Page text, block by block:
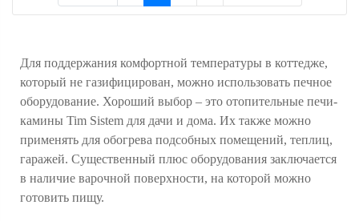
Для поддержания комфортной температуры в коттедже,
который не газифицирован, можно использовать печное
оборудование. Хороший выбор – это отопительные печи-
камины Tim Sistem для дачи и дома. Их также можно
применять для обогрева подсобных помещений, теплиц,
гаражей. Существенный плюс оборудования заключается
в наличие варочной поверхности, на которой можно
готовить пищу.